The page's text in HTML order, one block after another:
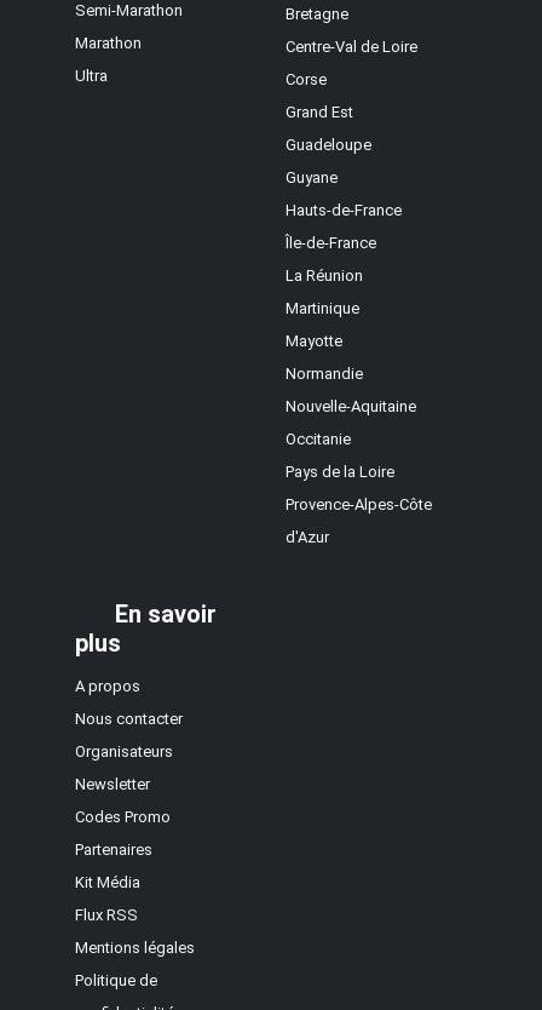
Semi-Marathon
Marathon
Ultra
Bretagne
Centre-Val de Loire
Corse
Grand Est
Guadeloupe
Guyane
Hauts-de-France
Île-de-France
La Réunion
Martinique
Mayotte
Normandie
Nouvelle-Aquitaine
Occitanie
Pays de la Loire
Provence-Alpes-Côte
d'Azur
En savoir
plus
A propos
Nous contacter
Organisateurs
Newsletter
Codes Promo
Partenaires
Kit Média
Flux RSS
Mentions légales
Politique de